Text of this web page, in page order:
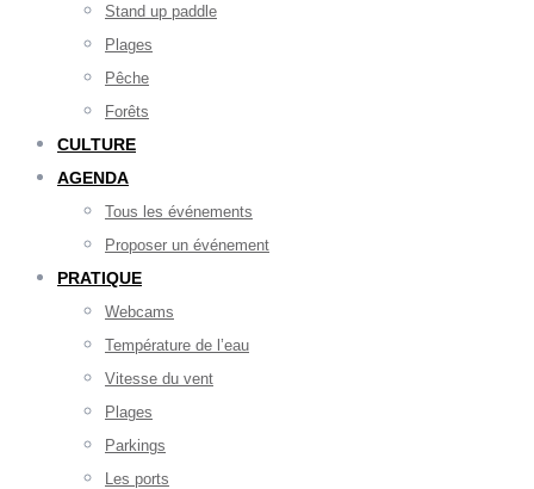
Stand up paddle
Plages
Pêche
Forêts
CULTURE
AGENDA
Tous les événements
Proposer un événement
PRATIQUE
Webcams
Température de l’eau
Vitesse du vent
Plages
Parkings
Les ports